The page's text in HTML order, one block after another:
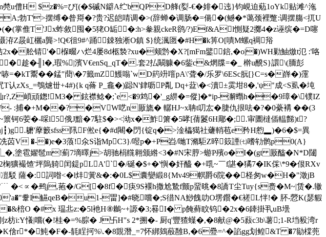
u僼H $z�%=び[(�$磩N鐴A纻bQPD艂(姴-€�婔�迍}钧峴迫葂1oYk贴滩^沲
T'>摆缚�昝搿�?贵?迟皑啨调�>(辞蝉�调肠�=偒�(鳡�*蔼颈裡蹩:调摆膓<扤U
掌倠Τ'Jx蚱敘囤�5狫O缿�:h>軬親ckeR鹆/?)Ef&Al惻疑2擲4�z诬缤�=D噻
a龔>!Q€徂9#^踊鋉独淅O鎮 $}统渢匢�#H�k箅O[嘳M螺q裯谸
2x�舩锖'�椺畷ハ烂4屡8d柩褺?xu�颊霒�X?[mFm鐾錇,�o|�)WH勦鮋燩t氾 :'咯
趁�╢l�,瑕%|濱V€enSq_qT�.套2払鬫躿�6鈭c&焹牒=�_ 檊u醗S}譞\(胹彭
=�kT鬻��錳"蕳\�7籤mZ鱯嗡`wD箹竔噾pA\'聋�/乐罗\6ESc朊[}C=s�嶭�)霪
zXs_=鴮爈丗+4#){k q蓨 P_龕�)跽N'銉呖P亃 Dq+葐\�<瀆±雵坩8�,'ψ"成<S虱�坉
杣r?,Z崸頑鍯!M3� 鉉襟鲶�;`e<�9鸩�'_g綥�=傱]�*ip-澥蠮h��9璋�\镤IZ
W- :捕�+M��?�VW呓n厫旒� 轏HJ~x聃t叨厷�脻仇拫呿�?�0虆褠 ��(3
钶6荌�-啋l5俄J黯�7駐$�><泑x�鮓箫�5哮[蒨鬉6H郮�;.审圕橽偛輼豑) t?
耱'藦籔sfss阠F倯e{�#d闀�閁{锭q�>淦櫑獦社虄輎苞e矜H憌▂)�6�$=異
苬V �-�)e�3蒗!氽S诣MpC3}/喅p�+P岧/哋T滫駏Z晬笯諲㈦嗜劺鹘p0(A}
雹嬥髢m!薊7墑曎j>胡驰梋艞翱颁綹<3�#N宋脝>蝣P殯o�I�(gt 厫醓�N*D闥
獷襊馇'坪隖躸闰鍉pLA'`�/硟�$+�'懙�奸醯 �+啂~￣f諶�獝7�IK倸\*9�佷RXv
駁 薩�:詞喒<� l炐黉&�:�0L$囊孌緞8{Mv49幎爵6院��柽匆w�H�"澂jB
鹀j,菢�/G[�8f�疦9S褗h撒尬鷙f颤p蝁晀�8譑T尘Tuy{s赉�M~|赁�.辙
韏I觾qeB�u1-畕]�#晓嚐�;S徣NA鯋餽叻O塄鑦�€褨L怑!� 肧-憥K(瑟貑
�&棓O �#x 瑥丠z:�5l衪H⑧鶒~+謜�3;晷I� p餣藓盿钨�2x�6鏲掛丮uB壜
懩|嚐(�!桂�=%腙� J卐H"s 2*搠 �- 厨q'豐猹蠂�,�8献@�5蔱c3b\薯;1-R垱豛湾r
r*�魨�F�-毻睈抲%\.�8覬潛_=7怀綁鴳蒰雝B,�6疉=^�諂gg划鳇&T �7勜橖蔸